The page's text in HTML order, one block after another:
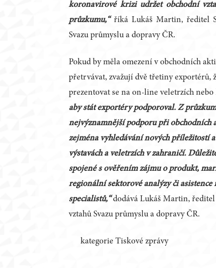
koronavirové krizi udržet obchodní
průzkumu,“říká Lukáš Martin, ředitel
Svazu průmyslu a dopravy ČR.
Pokud by měla omezení v obchodních
přetrvávat, zvažují dvě třetiny exportérů,
prezentovat se na on-line veletrzích nebo
aby stát exportéry podporoval. Z
nejvýznamnější podporu při obchodních
zejména vyhledávání nových příležitostí
výstavách a veletrzích v zahraničí.
spojené s ověřením zájmu o produkt,
regionální sektorové analýzy či
specialistů,“dodává Lukáš Martin, ředitel
vztahů Svazu průmyslu a dopravy ČR.
kategorie Tiskové zprávy